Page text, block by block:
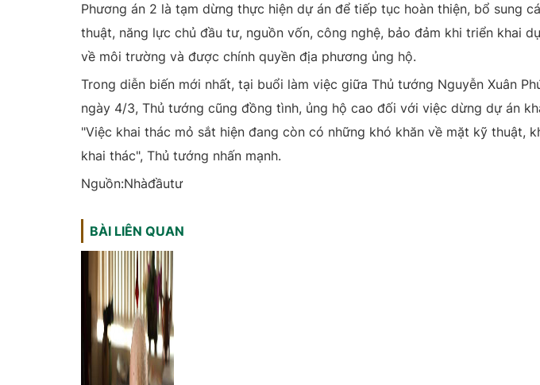
Phương án 2 là tạm dừng thực hiện dự án để tiếp tục hoàn thiện, bổ sung
thuật, năng lực chủ đầu tư, nguồn vốn, công nghệ, bảo đảm khi triển khai
về môi trường và được chính quyền địa phương ủng hộ.
Trong diễn biến mới nhất, tại buổi làm việc giữa Thủ tướng Nguyễn Xuân
ngày 4/3, Thủ tướng cũng đồng tình, ủng hộ cao đối với việc dừng dự án
"Việc khai thác mỏ sắt hiện đang còn có những khó khăn về mặt kỹ thuật,
khai thác", Thủ tướng nhấn mạnh.
Nguồn:Nhàđầutư
BÀI LIÊN QUAN